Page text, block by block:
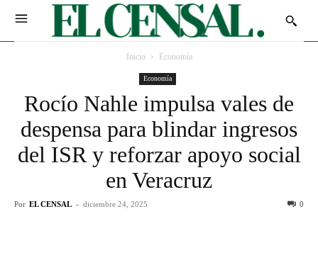
Inicio Economía
Economía
Rocío Nahle impulsa vales de
despensa para blindar ingresos
del ISR y reforzar apoyo social
en Veracruz
Por EL CENSAL - diciembre 24, 2025 0